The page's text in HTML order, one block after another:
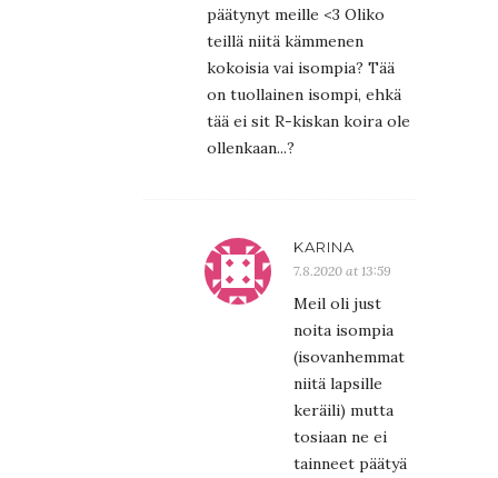
päätynyt meille <3 Oliko
teillä niitä kämmenen
kokoisia vai isompia? Tää
on tuollainen isompi, ehkä
tää ei sit R-kiskan koira ole
ollenkaan...?
KARINA
7.8.2020 at 13:59
Meil oli just
noita isompia
(isovanhemmat
niitä lapsille
keräili) mutta
tosiaan ne ei
tainneet päätyä